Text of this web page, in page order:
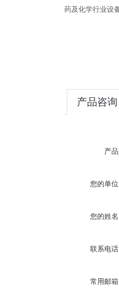
药及化学行业设
产品咨询
产品
您的单位
您的姓名
联系电话
常用邮箱